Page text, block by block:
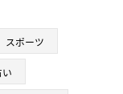
スポーツ
い